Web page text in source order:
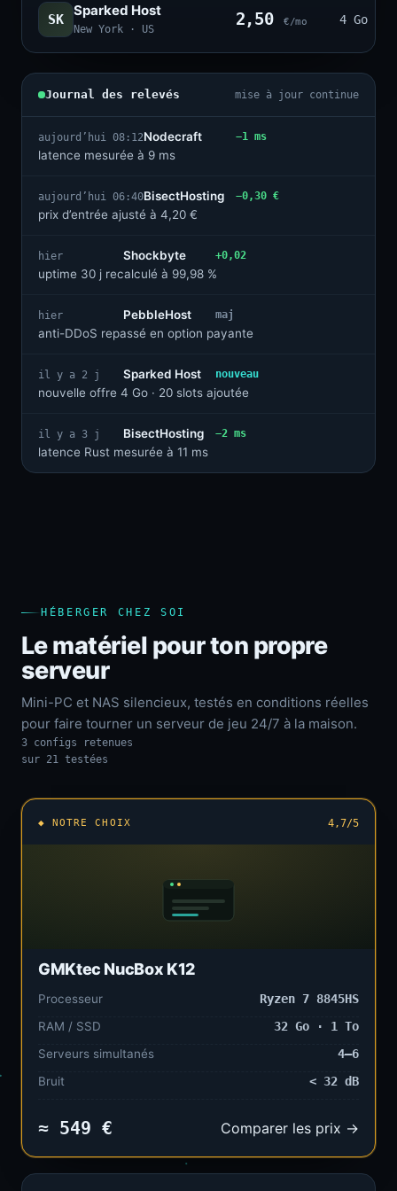
SK
Sparked Host
New York · US
2,50 €/mo 4 Go ·
Journal des relevés mise à jour continue
aujourd’hui 08:12Nodecraft
latence mesurée à 9 ms
−1 ms
aujourd’hui 06:40BisectHosting
prix d’entrée ajusté à 4,20 €
−0,30 €
hier
Shockbyte
uptime 30 j recalculé à 99,98 %
+0,02
hier
PebbleHost
anti-DDoS repassé en option payante
maj
il y a 2 j
Sparked Host
nouvelle offre 4 Go · 20 slots ajoutée
nouveau
il y a 3 j
BisectHosting
latence Rust mesurée à 11 ms
−2 ms
HÉBERGER CHEZ SOI
Le matériel pour ton propre
serveur
Mini-PC et NAS silencieux, testés en conditions réelles
pour faire tourner un serveur de jeu 24/7 à la maison.
3 configs retenues
sur 21 testées
◆ NOTRE CHOIX 4,7/5
GMKtec NucBox K12
Processeur
Ryzen 7 8845HS
RAM / SSD
32 Go · 1 To
Serveurs simultanés
4–6
Bruit
< 32 dB
≈ 549 € Comparer les prix →